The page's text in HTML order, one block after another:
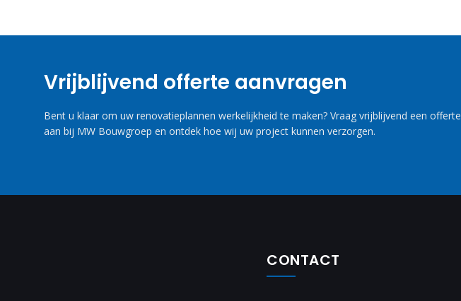
Vrijblijvend offerte aanvragen
Bent u klaar om uw renovatieplannen werkelijkheid te maken? Vraag vrijblijvend een offerte
aan bij MW Bouwgroep en ontdek hoe wij uw project kunnen verzorgen.
CONTACT